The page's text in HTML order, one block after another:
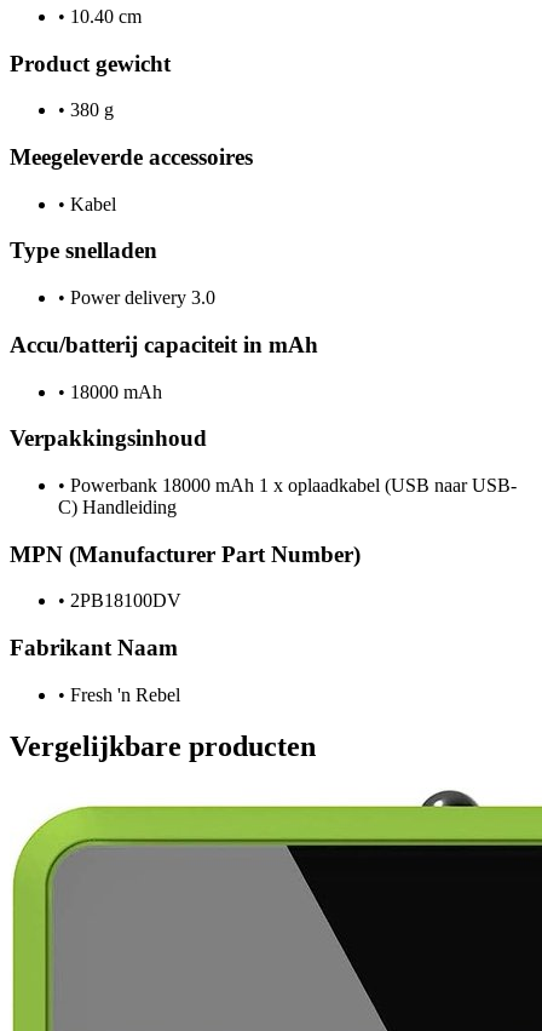
• 10.40 cm
Product gewicht
• 380 g
Meegeleverde accessoires
• Kabel
Type snelladen
• Power delivery 3.0
Accu/batterij capaciteit in mAh
• 18000 mAh
Verpakkingsinhoud
• Powerbank 18000 mAh 1 x oplaadkabel (USB naar USB-
C) Handleiding
MPN (Manufacturer Part Number)
• 2PB18100DV
Fabrikant Naam
• Fresh 'n Rebel
Vergelijkbare producten